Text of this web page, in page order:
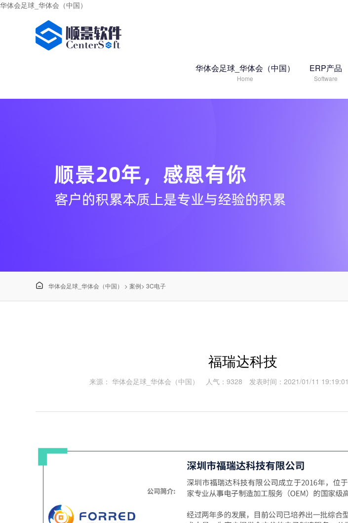
华体会足球_华体会（中国）
华体会足球_华体会（中国）
Home
ERP产品
Software
 华体会足球_华体会（中国） > 案例> 3C电子
福瑞达科技
来源： 华体会足球_华体会（中国） 人气：9328 发表时间：2021/01/11 19:19:01